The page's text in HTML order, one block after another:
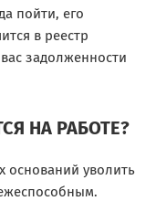
пойти, его
в реестр
задолженности
НА РАБОТЕ?
оснований уволить